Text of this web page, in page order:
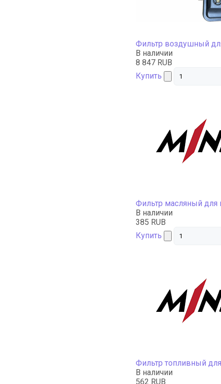
Фильтр воздушный
В наличии
8 847 RUB
Купить
Фильтр масляный для
В наличии
385 RUB
Купить
Фильтр топливный
В наличии
562 RUB